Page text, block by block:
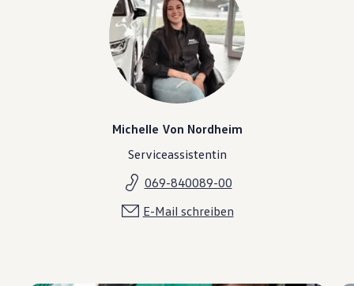
Michelle Von Nordheim
Serviceassistentin
069-840089-00
E-Mail schreiben